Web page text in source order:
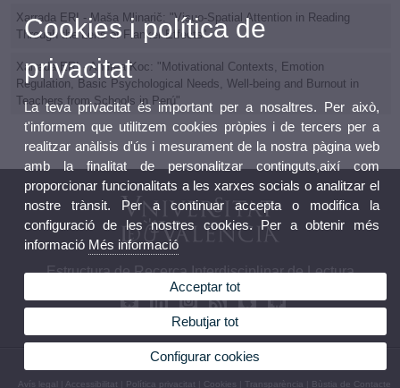
Xarrada ERI - Maša Mlinarič: "Visuo-Spatial Attention in Reading
Through the Lens of Flanker Effects"
Xarrada ERI - Andrea Koc: "Motivational Contexts, Emotion
Regulation, Basic Psychological Needs, Well-being and Burnout in
Teachers from Schools in Perú"
Estructura de Recerca Interdisciplinar de Lectura
© 2026 UV. - Av. Blasco Ibañez, 21. 46010. València. Espanya. Tel. 96 398 38 50
Avís legal Accessibilitat Política privacitat Cookies Transparència Bùstia de Contacte
Cookies i política de
privacitat
La teva privacitat és important per a nosaltres. Per això,
t'informem que utilitzem cookies pròpies i de tercers per a
realitzar anàlisis d'ús i mesurament de la nostra pàgina web
amb la finalitat de personalitzar continguts,així com
proporcionar funcionalitats a les xarxes socials o analitzar el
nostre trànsit. Per a continuar accepta o modifica la
configuració de les nostres cookies. Per a obtenir més
informació Més informació
Acceptar tot
Rebutjar tot
Configurar cookies